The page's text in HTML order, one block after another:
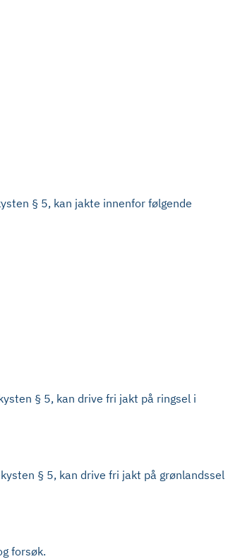
§ 5, kan jakte innenfor følgende
§ 5, kan drive fri jakt på ringsel i
§ 5, kan drive fri jakt på grønlandssel
forsøk.